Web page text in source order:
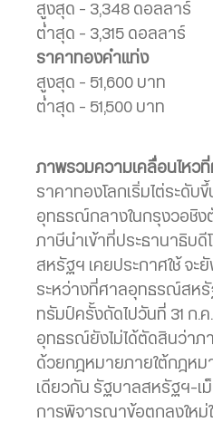
สูงสุด – 3,348 ดอลลาร์
ต่ำสุด – 3,315 ดอลลาร์
ราคาทองคำแท่ง
สูงสุด – 51,600 บาท
ต่ำสุด – 51,500 บาท
ภาพรวมความเคลื่อนไหว
ราคาทองโลกเริ่มไต่ระดับ
อุทธรณ์กลางในกรุงวอชิง
ภาษีนำเข้าที่ประธานาธิบ
สหรัฐฯ เคยประกาศใช้ จะ
ระหว่างที่ศาลอุทธรณ์สห
ทรัมป์ครั้งถัดไปวันที่ 31 ก.
อุทธรณ์ยังไม่ได้ตัดสินว่าภ
ด้วยกฎหมายภายใต้กฎหมา
เดียวกัน รัฐบาลสหรัฐฯ-เ
การพิจารณาข้อตกลงใหม่